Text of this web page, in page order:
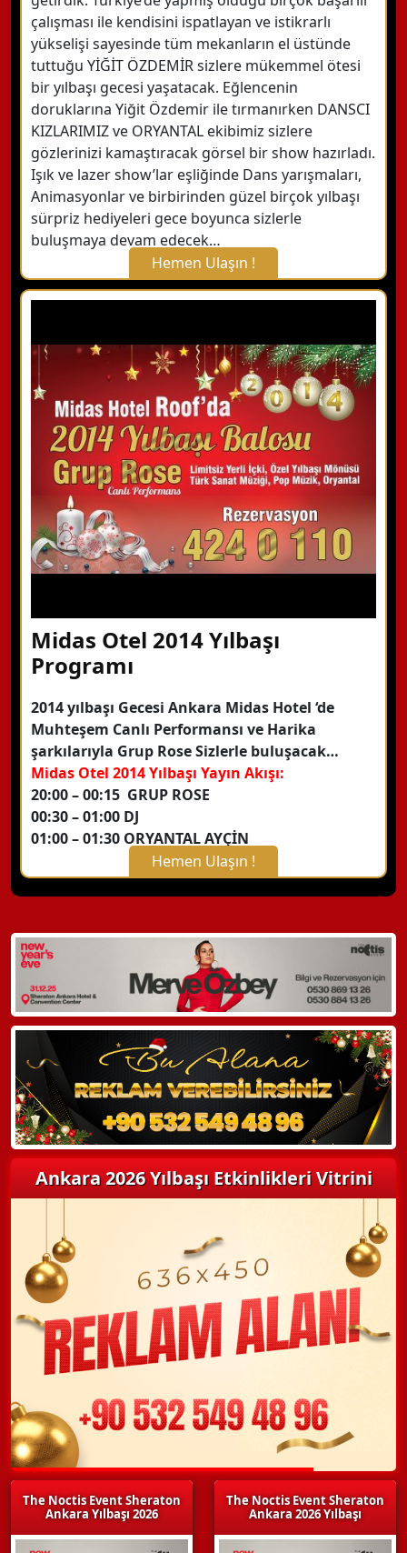
çalışması ile kendisini ispatlayan ve istikrarlı
yükselişi sayesinde tüm mekanların el üstünde
tuttuğu YİĞİT ÖZDEMİR sizlere mükemmel ötesi
bir yılbaşı gecesi yaşatacak. Eğlencenin
doruklarına Yiğit Özdemir ile tırmanırken DANSCI
KIZLARIMIZ ve ORYANTAL ekibimiz sizlere
gözlerinizi kamaştıracak görsel bir show hazırladı.
Işık ve lazer show’lar eşliğinde Dans yarışmaları,
Animasyonlar ve birbirinden güzel birçok yılbaşı
sürpriz hediyeleri gece boyunca sizlerle
buluşmaya devam edecek…
Hemen Ulaşın !
X Kapat
WhatsApp ile Bilgi Alın
Hemen Arayın
Detaylı Bilgi Alın
Midas Otel 2014 Yılbaşı
Programı
2014 yılbaşı Gecesi Ankara Midas Hotel ‘de
Muhteşem Canlı Performansı ve Harika
şarkılarıyla Grup Rose Sizlerle buluşacak…
Midas Otel 2014 Yılbaşı Yayın Akışı:
20:00 – 00:15 GRUP ROSE
00:30 – 01:00 DJ
01:00 – 01:30 ORYANTAL AYÇİN
Hemen Ulaşın !
X Kapat
WhatsApp ile Bilgi Alın
Hemen Arayın
Detaylı Bilgi Alın
Ankara 2026 Yılbaşı Etkinlikleri Vitrini
The Noctis Event Sheraton
Ankara Yılbaşı 2026
The Noctis Event Sheraton
Ankara 2026 Yılbaşı